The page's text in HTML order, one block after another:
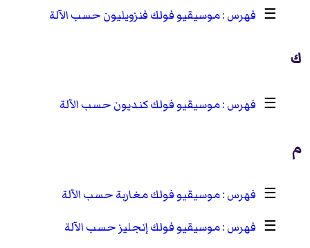
☰ موسيقيو فولك فنزويليون حسب الآلة
ك
☰ موسيقيو فولك كنديون حسب الآلة
م
☰
موسيقيو فولك مغاربة حسب الآلة
☰
موسيقيو فولك إنجليز حسب الآلة